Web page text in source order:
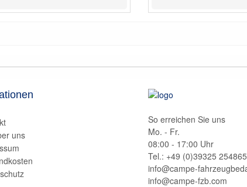
uns
So erreichen Sie uns
Mo. - Fr.
08:00 - 17:00 Uhr
Tel.: +49 (0)39325 254865
info@campe-
info@campe-fzb.com